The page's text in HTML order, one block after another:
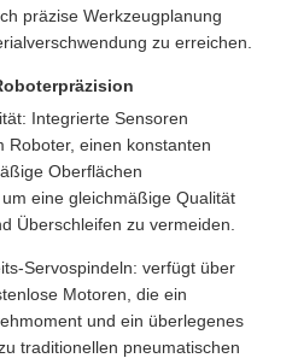
präzise Werkzeugplanung
zu erreichen.
Integrierte Sensoren
Roboter, einen konstanten
Oberflächen
eine gleichmäßige Qualität
Überschleifen zu vermeiden.
Servospindeln: verfügt über
Motoren, die ein
und ein überlegenes
traditionellen pneumatischen